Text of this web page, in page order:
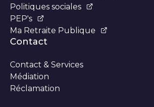
Politiques sociales
PEP's
Ma Retraite Publique
Contact
Contact & Services
Médiation
Réclamation